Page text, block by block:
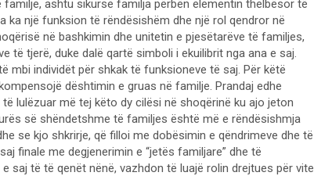
ashtu sikurse familja përbën elementin thelbësor të
një funksion të rëndësishëm dhe një rol qendror në
në bashkimin dhe unitetin e pjesëtarëve të familjes,
të tjerë, duke dalë qartë simboli i ekuilibrit nga ana e saj.
mbi individët për shkak të funksioneve të saj. Për këtë
dështimin e gruas në familje. Prandaj edhe
lulëzuar më tej këto dy cilësi në shoqërinë ku ajo jeton
së shëndetshme të familjes është më e rëndësishmja
se kjo shkrirje, që filloi me dobësimin e qëndrimeve dhe të
finale me degjenerimin e “jetës familjare” dhe të
saj të të qenët nënë, vazhdon të luajë rolin drejtues për vite